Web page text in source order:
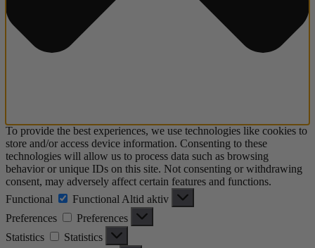
To provide the best experiences, we use technologies like cookies to
store and/or access device information. Consenting to these
technologies will allow us to process data such as browsing
behavior or unique IDs on this site. Not consenting or withdrawing
consent, may adversely affect certain features and functions.
Functional
Functional Altid aktiv
Preferences
Preferences
Statistics
Statistics